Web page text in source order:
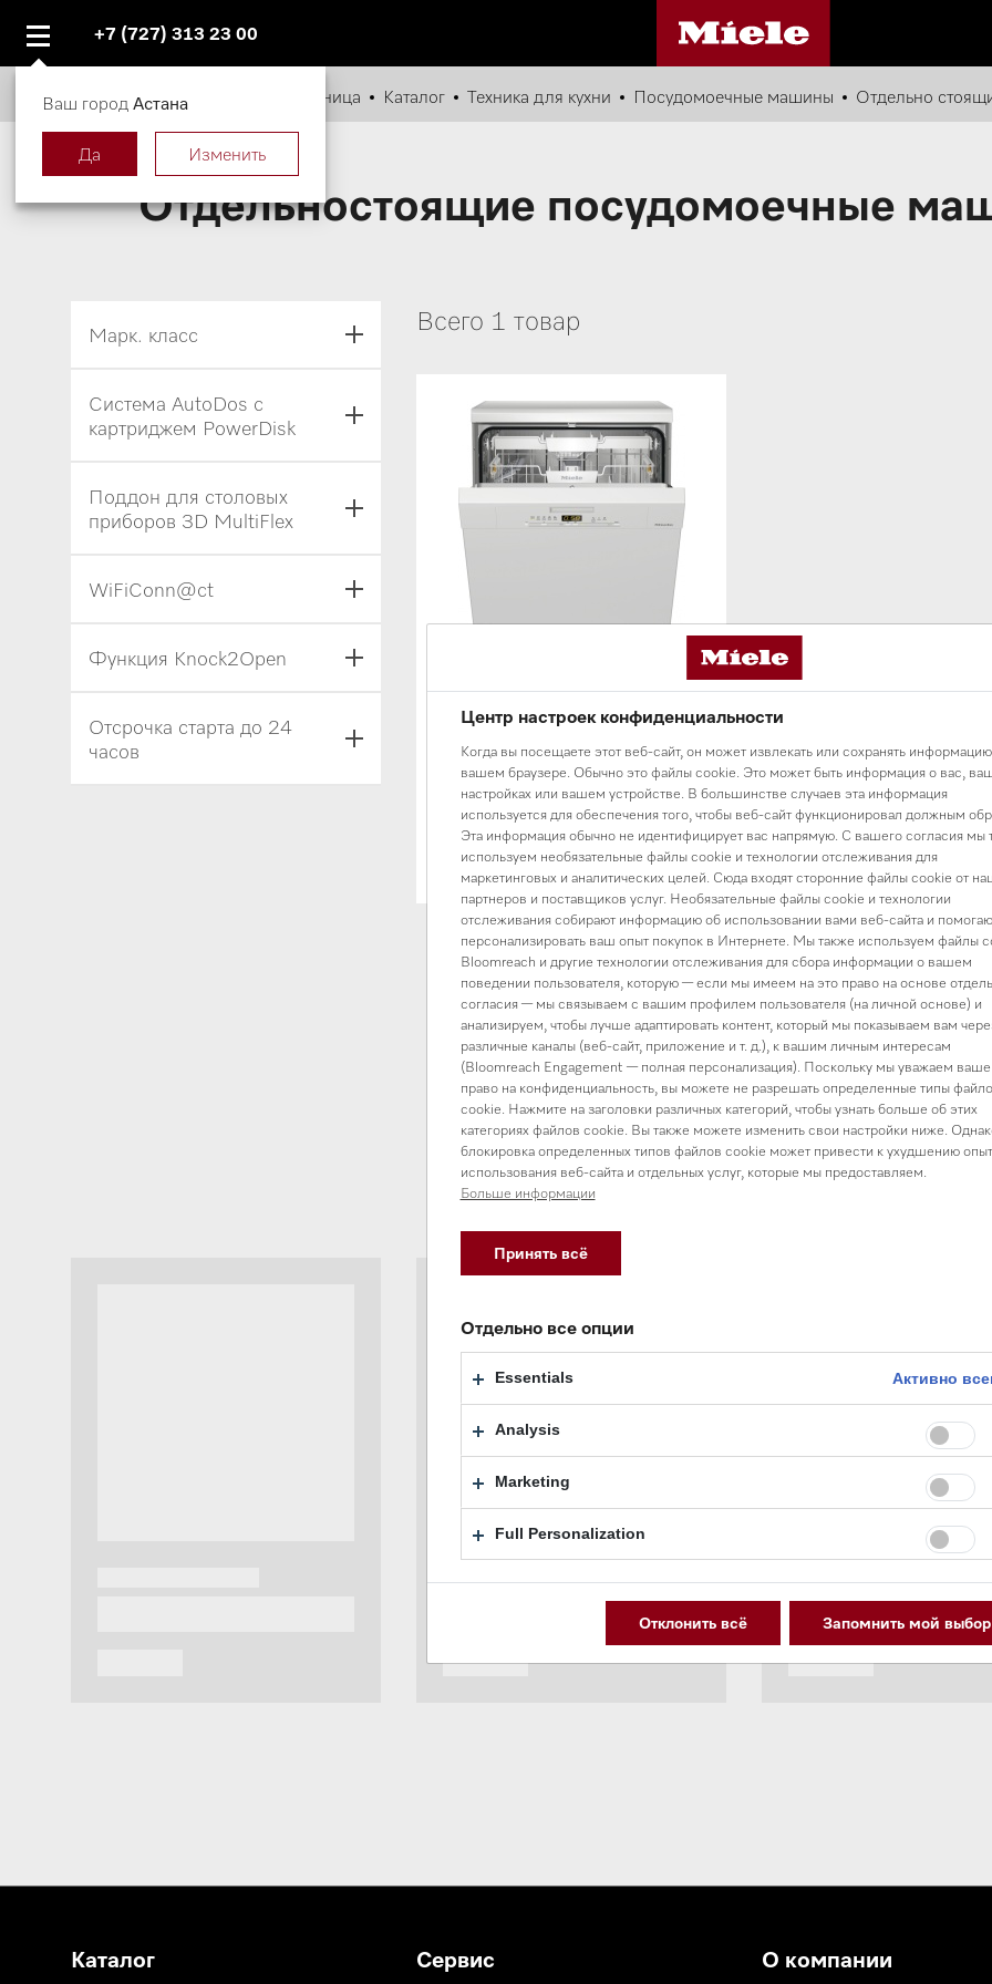
+7 (727) 313 23 00
Главная страница Каталог Техника для кухни Посудомоечные машины Отдельно
Отдельностоящие посудомоечные
Марк. класс
Система AutoDos с
картриджем PowerDisk
Поддон для столовых
приборов 3D MultiFlex
WiFiConn@ct
Функция Knock2Open
Отсрочка старта до 24
часов
Всего 1 товар
Посудомоечная машина 60 см
Посудомоечная машина
G5000 SC BRWS Active
Silver
525 000 ₸ В наличии
Центр настроек конфиденциальности
Когда вы посещаете этот веб-сайт, он может извлекать или сохранять
вашем браузере. Обычно это файлы cookie. Это может быть информация о вас,
настройках или вашем устройстве. В большинстве случаев эта информация
используется для обеспечения того, чтобы веб-сайт функционировал должным
Эта информация обычно не идентифицирует вас напрямую. С вашего согласия мы
используем необязательные файлы cookie и технологии отслеживания для
маркетинговых и аналитических целей. Сюда входят сторонние файлы cookie от
партнеров и поставщиков услуг. Необязательные файлы cookie и технологии
отслеживания собирают информацию об использовании вами веб-сайта и
персонализировать ваш опыт покупок в Интернете. Мы также используем файлы
Bloomreach и другие технологии отслеживания для сбора информации о вашем
поведении пользователя, которую — если мы имеем на это право на основе
согласия — мы связываем с вашим профилем пользователя (на личной основе) и
анализируем, чтобы лучше адаптировать контент, который мы показываем вам
различные каналы (веб-сайт, приложение и т. д.), к вашим личным интересам
(Bloomreach Engagement — полная персонализация). Поскольку мы уважаем ваше
право на конфиденциальность, вы можете не разрешать определенные типы
cookie. Нажмите на заголовки различных категорий, чтобы узнать больше об этих
категориях файлов cookie. Вы также можете изменить свои настройки ниже.
блокировка определенных типов файлов cookie может привести к ухудшению
использования веб-сайта и отдельных услуг, которые мы предоставляем.
Больше информации
Принять всё
Отдельно все опции
Essentials Активно
Analysis
Marketing
Full Personalization
Отклонить всё Запомнить мой выбор
Каталог Сервис О компании
Ваш город Астана
Да Изменить